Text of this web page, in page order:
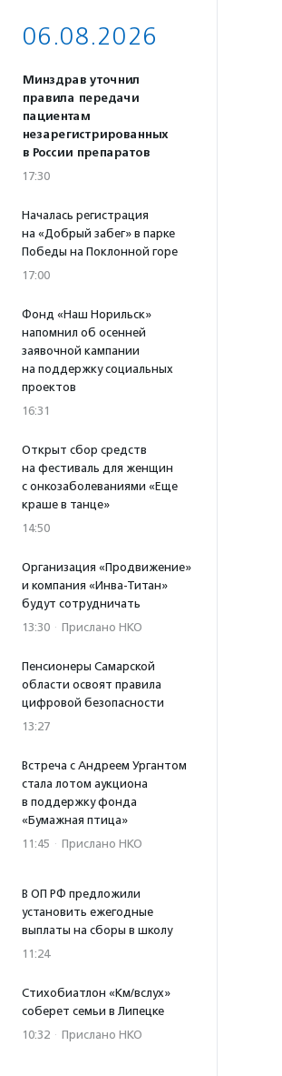
06.08.2026
Минздрав уточнил
правила передачи
пациентам
незарегистрированных
в России препаратов
17:30
Началась регистрация
на «Добрый забег» в парке
Победы на Поклонной горе
17:00
Фонд «Наш Норильск»
напомнил об осенней
заявочной кампании
на поддержку социальных
проектов
16:31
Открыт сбор средств
на фестиваль для женщин
с онкозаболеваниями «Еще
краше в танце»
14:50
Организация «Продвижение»
и компания «Инва-Титан»
будут сотрудничать
13:30 · Прислано НКО
Пенсионеры Самарской
области освоят правила
цифровой безопасности
13:27
Встреча с Андреем Ургантом
стала лотом аукциона
в поддержку фонда
«Бумажная птица»
11:45 · Прислано НКО
В ОП РФ предложили
установить ежегодные
выплаты на сборы в школу
11:24
Стихобиатлон «Км/вслух»
соберет семьи в Липецке
10:32 · Прислано НКО